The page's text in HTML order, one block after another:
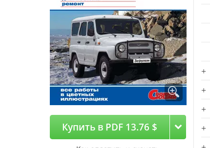
Купить в PDF 13.76 $